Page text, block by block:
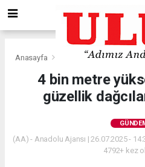
Anasayfa Gündem
4 bin metre
güzellik
(AA) - Anadolu Ajansı | 26.07.2025 -
4792+ kez